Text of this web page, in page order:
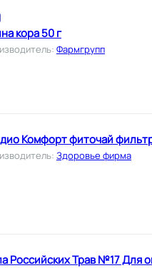
кора 50 г
: Фармгрупп
Комфорт фиточай
: Здоровье фирма
Российских Трав №17 Для